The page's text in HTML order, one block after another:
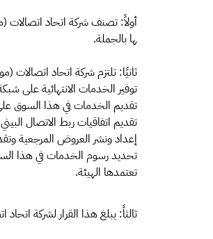
أولاً: تصنف شركة اتحاد اتصالات
ها بالجملة.
ثانيًا: تلتزم شركة اتحاد اتصالات
توفير الخدمات الانتهائية على
تقديم الخدمات في هذا السوق
تقديم اتفاقيات ربط الاتصال
إعداد ونشر العروض المرجعية
تحديد رسوم الخدمات في هذا
تعتمدها الهيئة.
ثالثاً: يبلغ هذا القرار لشركة